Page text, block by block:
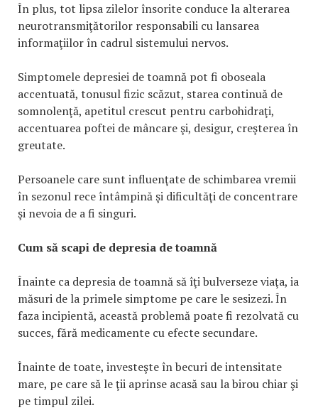
În plus, tot lipsa zilelor însorite conduce la alterarea
neurotransmiţătorilor responsabili cu lansarea
informaţiilor în cadrul sistemului nervos.
Simptomele depresiei de toamnă pot fi oboseala
accentuată, tonusul fizic scăzut, starea continuă de
somnolenţă, apetitul crescut pentru carbohidraţi,
accentuarea poftei de mâncare şi, desigur, creşterea în
greutate.
Persoanele care sunt influenţate de schimbarea vremii
în sezonul rece întâmpină şi dificultăţi de concentrare
şi nevoia de a fi singuri.
Cum să scapi de depresia de toamnă
Înainte ca depresia de toamnă să îţi bulverseze viaţa, ia
măsuri de la primele simptome pe care le sesizezi. În
faza incipientă, această problemă poate fi rezolvată cu
succes, fără medicamente cu efecte secundare.
Înainte de toate, investeşte în becuri de intensitate
mare, pe care să le ţii aprinse acasă sau la birou chiar şi
pe timpul zilei.